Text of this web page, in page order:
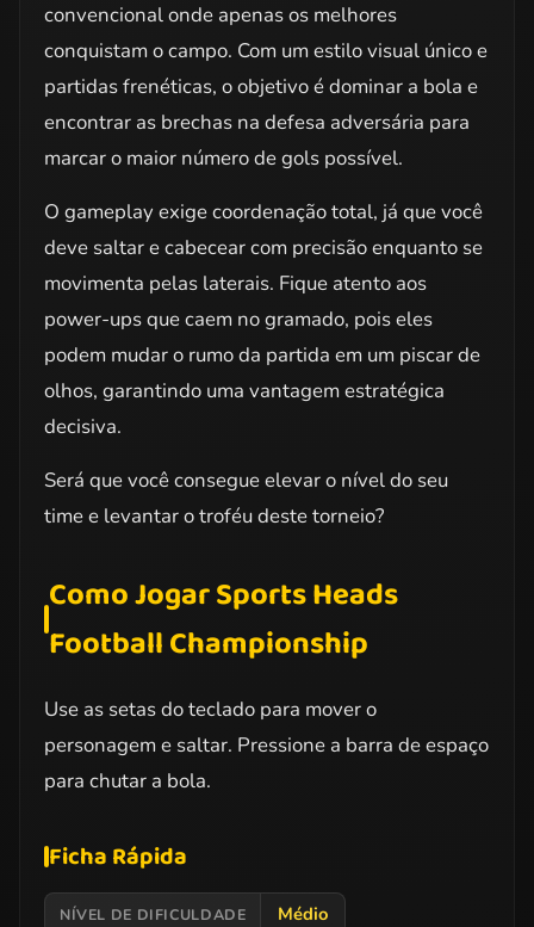
convencional onde apenas os melhores
conquistam o campo. Com um estilo visual único e
partidas frenéticas, o objetivo é dominar a bola e
encontrar as brechas na defesa adversária para
marcar o maior número de gols possível.
O gameplay exige coordenação total, já que você
deve saltar e cabecear com precisão enquanto se
movimenta pelas laterais. Fique atento aos
power-ups que caem no gramado, pois eles
podem mudar o rumo da partida em um piscar de
olhos, garantindo uma vantagem estratégica
decisiva.
Será que você consegue elevar o nível do seu
time e levantar o troféu deste torneio?
Como Jogar Sports Heads
Football Championship
Use as setas do teclado para mover o
personagem e saltar. Pressione a barra de espaço
para chutar a bola.
Ficha Rápida
NÍVEL DE DIFICULDADE Médio